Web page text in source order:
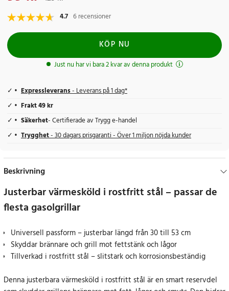
4.7 6 recensioner
KÖP NU
Just nu har vi bara 2 kvar av denna produkt
Expressleverans- Leverans på 1 dag*
Frakt 49 kr
Säkerhet- Certifierade av Trygg e-handel
Trygghet- 30 dagars prisgaranti - Över 1 miljon nöjda kunder
Beskrivning
Justerbar värmesköld i rostfritt stål – passar de
flesta gasolgrillar
Universell passform – justerbar längd från 30 till 53 cm
Skyddar brännare och grill mot fettstänk och lågor
Tillverkad i rostfritt stål – slitstark och korrosionsbeständig
Denna justerbara värmesköld i rostfritt stål är en smart reservdel